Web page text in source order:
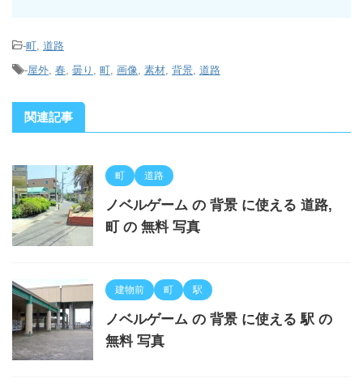
-町 道路
-屋外 春 曇り 町 画像 素材 背景 道路
関連記事
町 道路
ノベルゲーム の 背景 に使える 道路,
町 の 無料 写真
建物前 町 駅
ノベルゲーム の 背景 に使える 駅 の
無料 写真